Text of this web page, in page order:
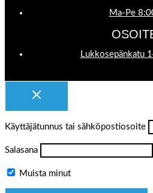
Ma-Pe
Lukkosepänkatu
Käyttäjätunnus tai sähköpostiosoite
Salasana
Muista minut